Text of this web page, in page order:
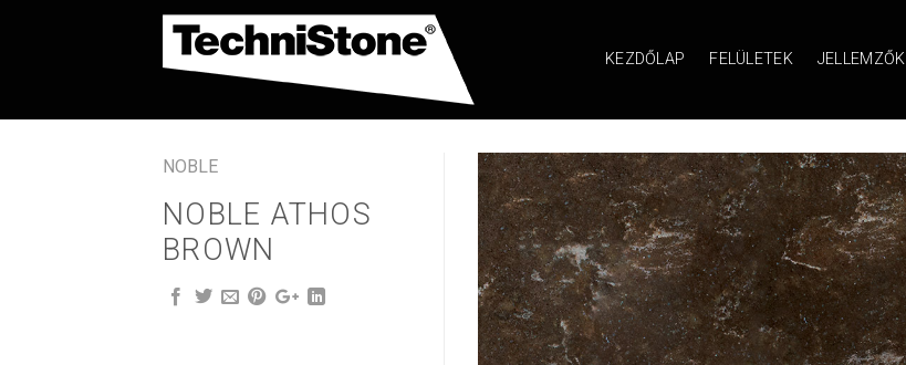
KEZDŐLAP FELÜLETEK JELLEMZŐK
NOBLE
NOBLE ATHOS
BROWN